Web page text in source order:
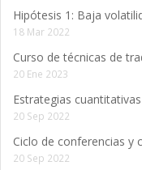
Hipótesis 1: Baja
18 Mar 2022
Curso de técnicas de
20 Ene 2023
Estrategias
20 Sep 2022
Ciclo de conferencias y
20 Sep 2022